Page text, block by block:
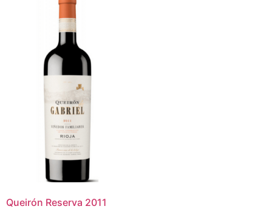
Queirón Reserva 2011